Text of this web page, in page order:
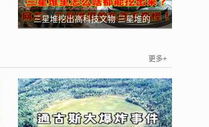
三星堆挖出高科技文物 三星堆的
更多+